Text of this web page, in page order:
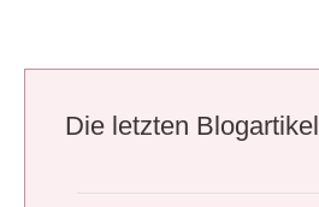
Die letzten Blogartikel